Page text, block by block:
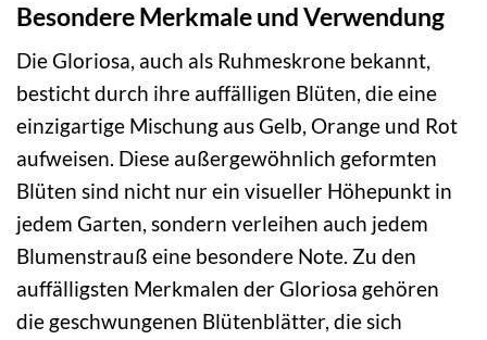
Besondere Merkmale und Verwendung
Die Gloriosa, auch als Ruhmeskrone bekannt,
besticht durch ihre auffälligen Blüten, die eine
einzigartige Mischung aus Gelb, Orange und Rot
aufweisen. Diese außergewöhnlich geformten
Blüten sind nicht nur ein visueller Höhepunkt in
jedem Garten, sondern verleihen auch jedem
Blumenstrauß eine besondere Note. Zu den
auffälligsten Merkmalen der Gloriosa gehören
die geschwungenen Blütenblätter, die sich